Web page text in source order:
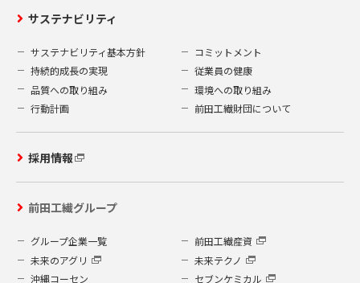
サステナビリティ
サステナビリティ基本方針
コミットメント
持続的成長の実現
従業員の健康
品質への取り組み
環境への取り組み
行動計画
前田工繊財団について
採用情報
前田工繊グループ
グループ企業一覧
前田工繊産資
未来のアグリ
未来テクノ
沖縄コーセン
セブンケミカル